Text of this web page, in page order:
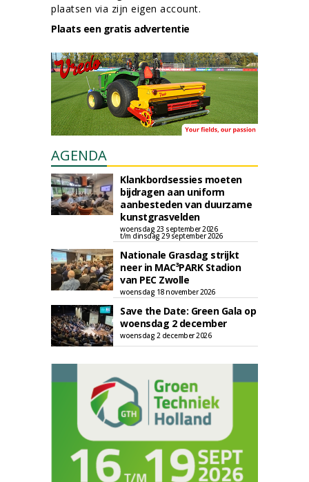
plaatsen via zijn eigen account.
Plaats een gratis advertentie
AGENDA
Klankbordsessies moeten
bijdragen aan uniform
aanbesteden van duurzame
kunstgrasvelden
woensdag 23 september 2026
t/m dinsdag 29 september 2026
Nationale Grasdag strijkt
neer in MAC³PARK Stadion
van PEC Zwolle
woensdag 18 november 2026
Save the Date: Green Gala op
woensdag 2 december
woensdag 2 december 2026